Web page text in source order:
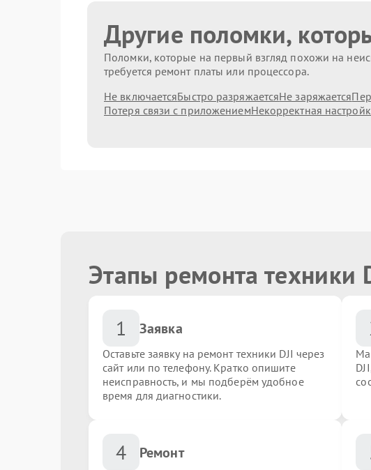
Другие поломки,
Поломки, которые на первый взгляд похожи на
требуется ремонт платы или процессора.
Не включаетсяБыстро разряжаетсяНе заряжается
Потеря связи с приложениемНекорректная
Этапы ремонта техники
1 Заявка
Оставьте заявку на ремонт техники DJI через
сайт или по телефону. Кратко опишите
неисправность, и мы подберём удобное
время для диагностики.
4 Ремонт